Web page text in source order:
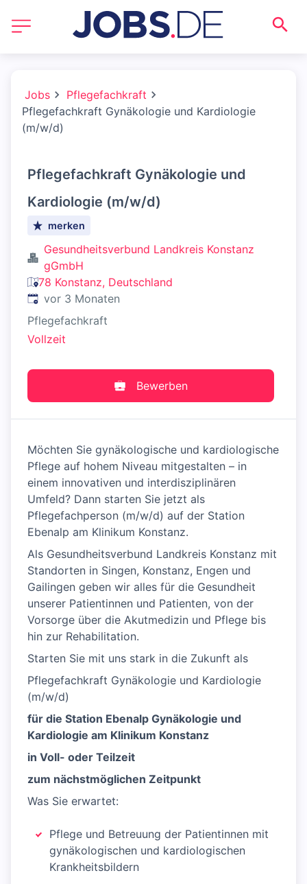
Jobs
Pflegefachkraft
Pflegefachkraft Gynäkologie und Kardiologie
(m/w/d)
Pflegefachkraft Gynäkologie und
Kardiologie (m/w/d)
merken
Gesundheitsverbund Landkreis Konstanz
gGmbH
78 Konstanz, Deutschland
Veröffentlicht:
vor 3 Monaten
Pflegefachkraft
Vollzeit
Bewerben
Möchten Sie gynäkologische und kardiologische
Pflege auf hohem Niveau mitgestalten – in
einem innovativen und interdisziplinären
Umfeld? Dann starten Sie jetzt als
Pflegefachperson (m/w/d) auf der Station
Ebenalp am Klinikum Konstanz.
Als Gesundheitsverbund Landkreis Konstanz mit
Standorten in Singen, Konstanz, Engen und
Gailingen geben wir alles für die Gesundheit
unserer Patientinnen und Patienten, von der
Vorsorge über die Akutmedizin und Pflege bis
hin zur Rehabilitation.
Starten Sie mit uns stark in die Zukunft als
Pflegefachkraft Gynäkologie und Kardiologie
(m/w/d)
für die Station Ebenalp Gynäkologie und
Kardiologie am Klinikum Konstanz
in Voll- oder Teilzeit
zum nächstmöglichen Zeitpunkt
Was Sie erwartet:
Pflege und Betreuung der Patientinnen mit
gynäkologischen und kardiologischen
Krankheitsbildern